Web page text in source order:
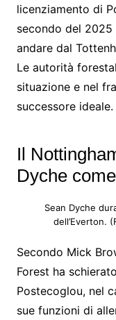
licenziamento di
secondo del
andare dal
Le autorità
situazione e nel
successore ideale.
Il
Dyche
Sean Dyche
dell’Everton.
Secondo Mick
Forest ha
Postecoglou, nel
sue funzioni di